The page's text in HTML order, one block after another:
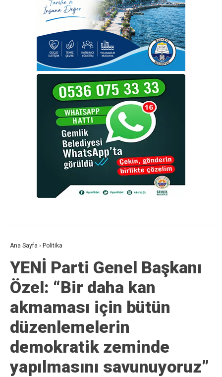
Ana Sayfa › Politika
YENİ Parti Genel Başkanı
Özel: “Bir daha kan
akmaması için bütün
düzenlemelerin
demokratik zeminde
yapılmasını savunuyoruz”